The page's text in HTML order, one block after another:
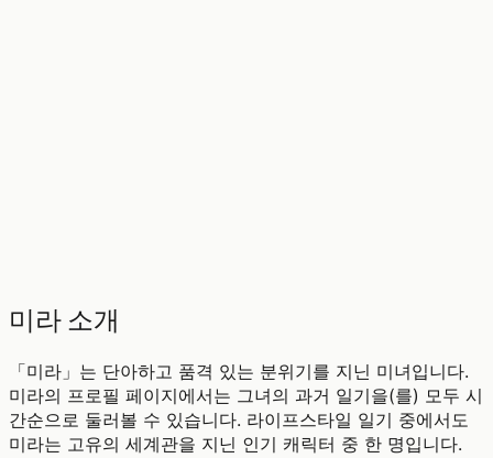
미라 소개
「미라」는 단아하고 품격 있는 분위기를 지닌 미녀입니다.
미라의 프로필 페이지에서는 그녀의 과거 일기을(를) 모두 시
간순으로 둘러볼 수 있습니다. 라이프스타일 일기 중에서도
미라는 고유의 세계관을 지닌 인기 캐릭터 중 한 명입니다.